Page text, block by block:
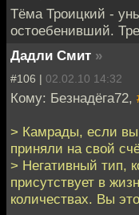
Тёма Троицкий -
остоебенивший.
Дадли Смит »
#106 | 02.02.10 14:32
Кому: Безнадёга72,
> Камрады, если вы
приняли на свой
> Негативный тип,
присутствует в
количествах. Вы